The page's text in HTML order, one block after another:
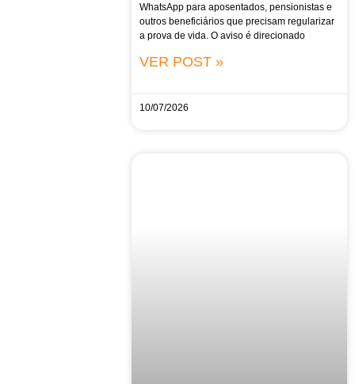
WhatsApp para aposentados, pensionistas e
outros beneficiários que precisam regularizar
a prova de vida. O aviso é direcionado
VER POST »
10/07/2026